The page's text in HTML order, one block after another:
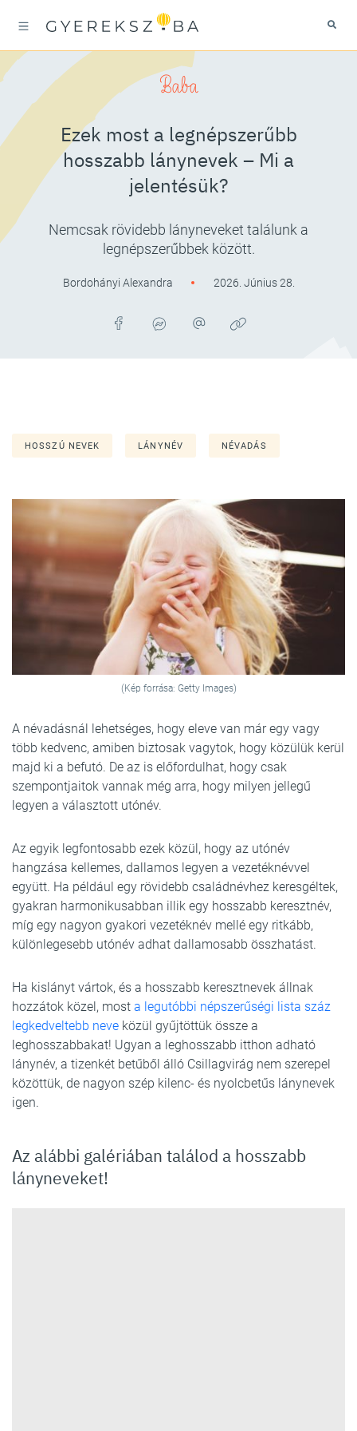
Baba
Ezek most a legnépszerűbb
hosszabb lánynevek – Mi a
jelentésük?
Nemcsak rövidebb lányneveket találunk a
legnépszerűbbek között.
Bordohányi Alexandra 2026. Június 28.
HOSSZÚ NEVEK LÁNYNÉV NÉVADÁS
(Kép forrása: Getty Images)
A névadásnál lehetséges, hogy eleve van már egy vagy
több kedvenc, amiben biztosak vagytok, hogy közülük kerül
majd ki a befutó. De az is előfordulhat, hogy csak
szempontjaitok vannak még arra, hogy milyen jellegű
legyen a választott utónév.
Az egyik legfontosabb ezek közül, hogy az utónév
hangzása kellemes, dallamos legyen a vezetéknévvel
együtt. Ha például egy rövidebb családnévhez keresgéltek,
gyakran harmonikusabban illik egy hosszabb keresztnév,
míg egy nagyon gyakori vezetéknév mellé egy ritkább,
különlegesebb utónév adhat dallamosabb összhatást.
Ha kislányt vártok, és a hosszabb keresztnevek állnak
hozzátok közel, most a legutóbbi népszerűségi lista száz
legkedveltebb neve közül gyűjtöttük össze a
leghosszabbakat! Ugyan a leghosszabb itthon adható
lánynév, a tizenkét betűből álló Csillagvirág nem szerepel
közöttük, de nagyon szép kilenc- és nyolcbetűs lánynevek
igen.
Az alábbi galériában találod a hosszabb
lányneveket!